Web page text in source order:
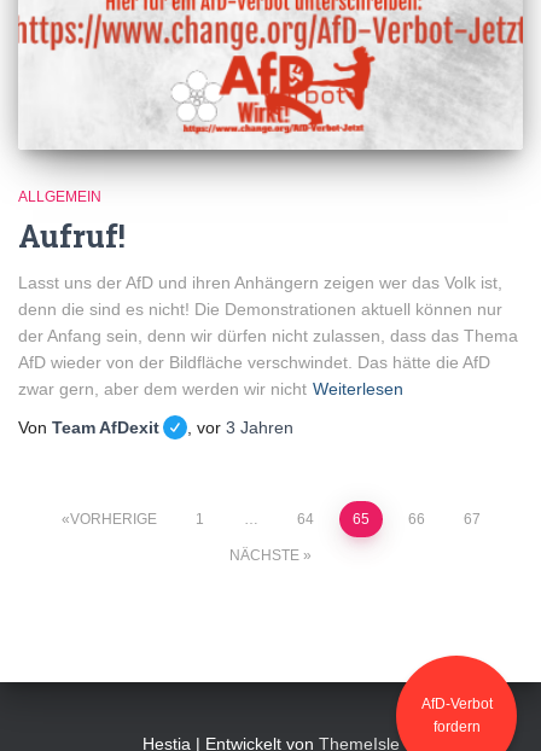
ALLGEMEIN
Aufruf!
Lasst uns der AfD und ihren Anhängern zeigen wer das Volk ist,
denn die sind es nicht! Die Demonstrationen aktuell können nur
der Anfang sein, denn wir dürfen nicht zulassen, dass das Thema
AfD wieder von der Bildfläche verschwindet. Das hätte die AfD
zwar gern, aber dem werden wir nicht Weiterlesen
Von Team AfDexit , vor 3 Jahren
VORHERIGE 1 … 64 65 66 67
NÄCHSTE
Hestia | Entwickelt von ThemeIsle
AfD-Verbot
fordern